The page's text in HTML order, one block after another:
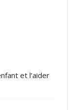
et l’aider